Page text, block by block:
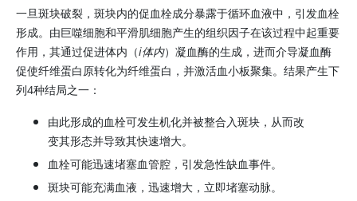
一旦斑块破裂，斑块内的促血栓成分暴露于循环血液中，引发血栓
形成。由巨噬细胞和平滑肌细胞产生的组织因子在该过程中起重要
作用，其通过促进体内（i体内） 凝血酶的生成，进而介导凝血酶
促使纤维蛋白原转化为纤维蛋白，并激活血小板聚集。结果产生下
列4种结局之一：
由此形成的血栓可发生机化并被整合入斑块，从而改
变其形态并导致其快速增大。
血栓可能迅速堵塞血管腔，引发急性缺血事件。
斑块可能充满血液，迅速增大，立即堵塞动脉。